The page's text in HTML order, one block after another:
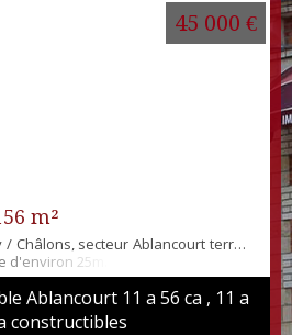
m²
/ Châlons, secteur Ablancourt terrain
d'environ 25m. +++ Possibilité d'avoir
Réseaux électricité, eau et
Ablancourt 11 a 56 ca , 11 a
constructibles
45 000 €